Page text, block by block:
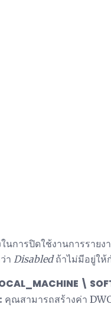
นการปิดใช้งานการราย
า Disabledถ้าไม่มีอยู่ให้
\
คุณสามารถสร้างค่า